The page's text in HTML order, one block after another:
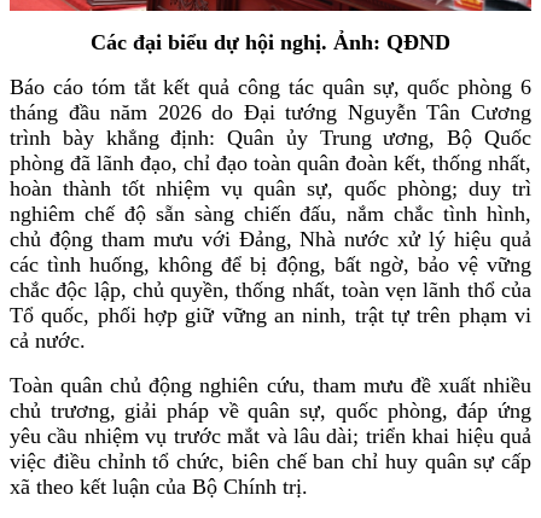
Các đại biểu dự hội nghị. Ảnh: QĐND
Báo cáo tóm tắt kết quả công tác quân sự, quốc phòng 6
tháng đầu năm 2026 do Đại tướng Nguyễn Tân Cương
trình bày khẳng định: Quân ủy Trung ương, Bộ Quốc
phòng đã lãnh đạo, chỉ đạo toàn quân đoàn kết, thống nhất,
hoàn thành tốt nhiệm vụ quân sự, quốc phòng; duy trì
nghiêm chế độ sẵn sàng chiến đấu, nắm chắc tình hình,
chủ động tham mưu với Đảng, Nhà nước xử lý hiệu quả
các tình huống, không để bị động, bất ngờ, bảo vệ vững
chắc độc lập, chủ quyền, thống nhất, toàn vẹn lãnh thổ của
Tổ quốc, phối hợp giữ vững an ninh, trật tự trên phạm vi
cả nước.
Toàn quân chủ động nghiên cứu, tham mưu đề xuất nhiều
chủ trương, giải pháp về quân sự, quốc phòng, đáp ứng
yêu cầu nhiệm vụ trước mắt và lâu dài; triển khai hiệu quả
việc điều chỉnh tổ chức, biên chế ban chỉ huy quân sự cấp
xã theo kết luận của Bộ Chính trị.